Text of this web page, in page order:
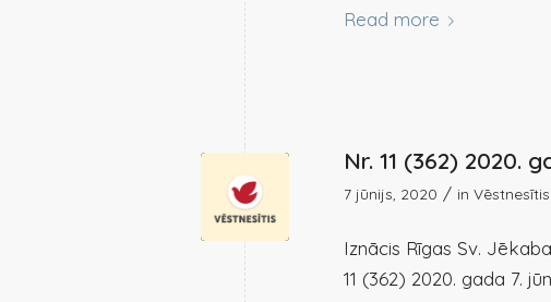
Read more
Nr. 11 (362) 2020.
7 jūnijs, 2020 / inVēstnesītis
Iznācis Rīgas Sv.
11 (362) 2020. gada 7.